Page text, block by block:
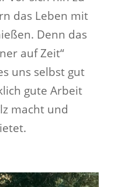
das Leben mit
Denn das
auf Zeit“
uns selbst gut
gute Arbeit
macht und